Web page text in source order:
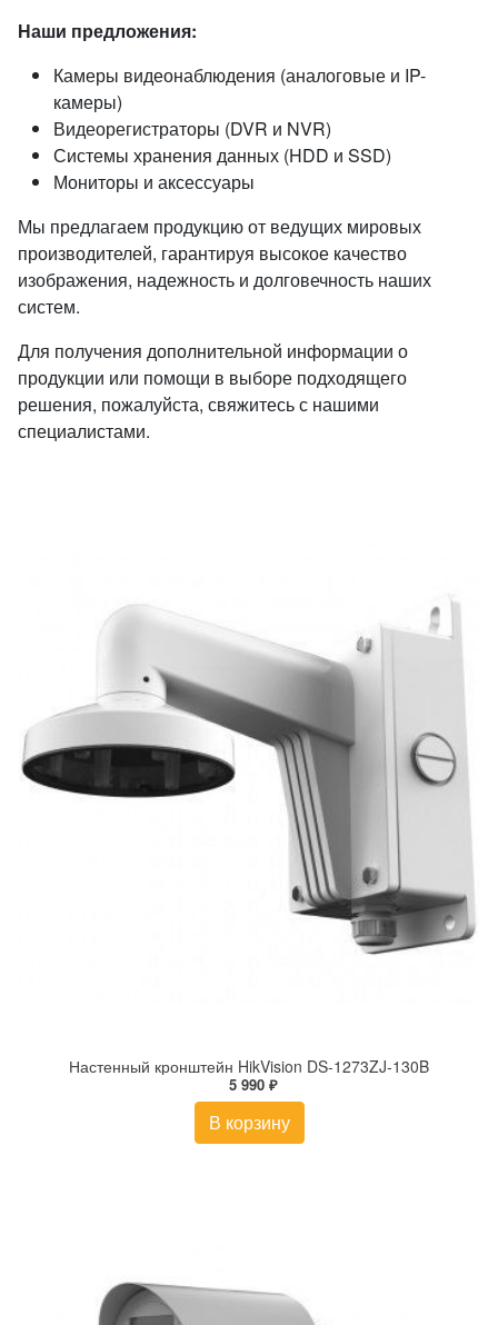
Наши предложения:
Камеры видеонаблюдения (аналоговые и IP-
камеры)
Видеорегистраторы (DVR и NVR)
Системы хранения данных (HDD и SSD)
Мониторы и аксессуары
Мы предлагаем продукцию от ведущих мировых
производителей, гарантируя высокое качество
изображения, надежность и долговечность наших
систем.
Для получения дополнительной информации о
продукции или помощи в выборе подходящего
решения, пожалуйста, свяжитесь с нашими
специалистами.
Настенный кронштейн HikVision DS-1273ZJ-130B
5 990 ₽
В корзину